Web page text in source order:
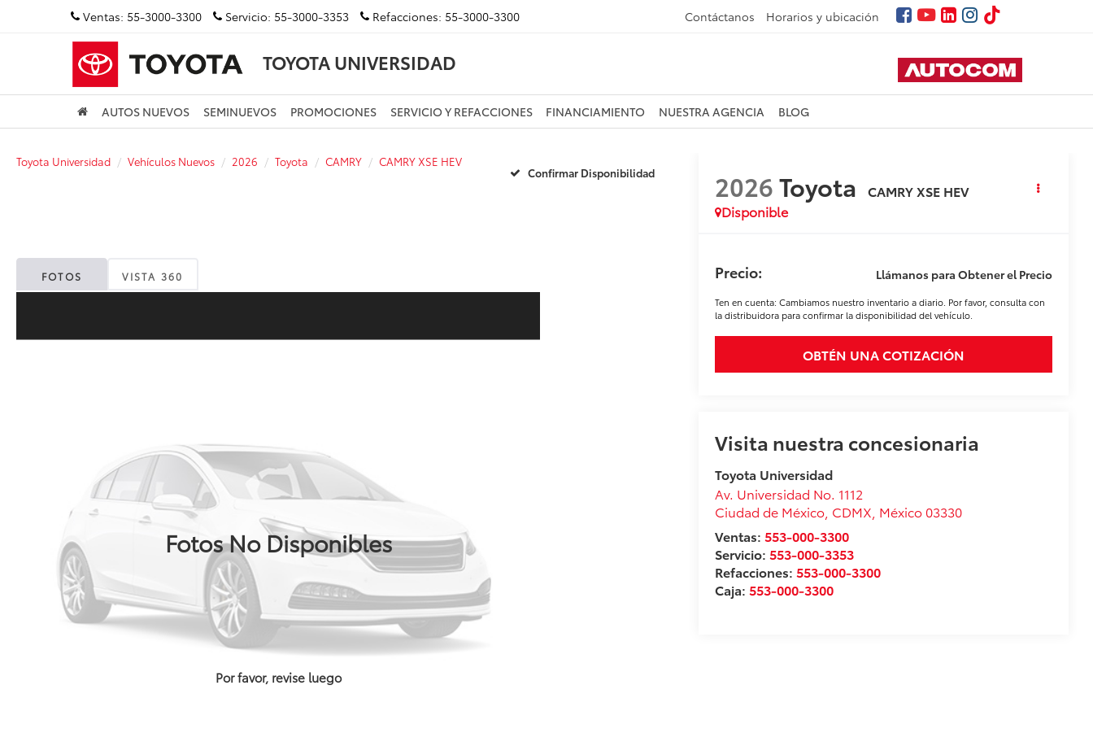
Ventas: 55-3000-3300 Servicio: 55-3000-3353 Refacciones: 55-3000-3300 Contáctanos Horarios y ubicación
TOYOTA UNIVERSIDAD
AUTOS NUEVOS SEMINUEVOS PROMOCIONES SERVICIO Y REFACCIONES FINANCIAMIENTO NUESTRA AGENCIA BLOG
Toyota Universidad Vehículos Nuevos 2026 Toyota CAMRY CAMRY XSE HEV
Confirmar Disponibilidad
FOTOS VISTA 360
Fotos No Disponibles
Por favor, revise luego
2026Toyota
CAMRY XSE HEV
Disponible
Precio: Llámanos para Obtener el Precio
Ten en cuenta: Cambiamos nuestro inventario a diario. Por favor, consulta con
la distribuidora para confirmar la disponibilidad del vehículo.
OBTÉN UNA COTIZACIÓN
Visita nuestra concesionaria
Toyota Universidad
Av. Universidad No. 1112
Ciudad de México CDMX , México 03330
Ventas:553-000-3300
Servicio:553-000-3353
Refacciones:553-000-3300
Caja:553-000-3300